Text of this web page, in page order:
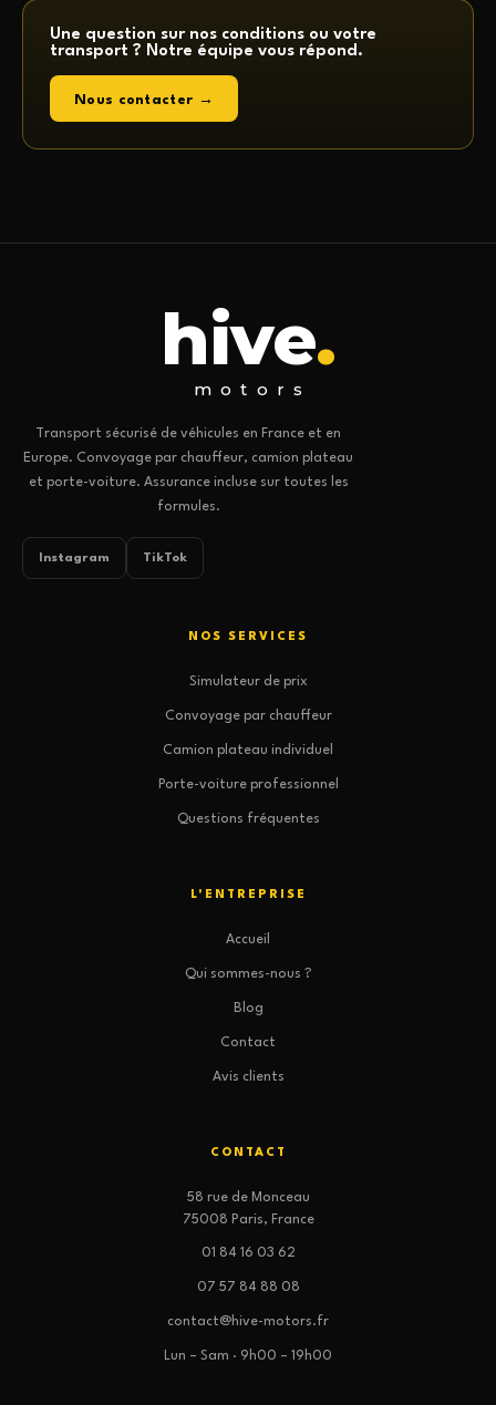
Une question sur nos conditions ou votre
transport ? Notre équipe vous répond.
Nous contacter →
hive.
motors
Transport sécurisé de véhicules en France et en
Europe. Convoyage par chauffeur, camion plateau
et porte-voiture. Assurance incluse sur toutes les
formules.
Instagram TikTok
NOS SERVICES
Simulateur de prix
Convoyage par chauffeur
Camion plateau individuel
Porte-voiture professionnel
Questions fréquentes
L'ENTREPRISE
Accueil
Qui sommes-nous ?
Blog
Contact
Avis clients
CONTACT
58 rue de Monceau
75008 Paris, France
01 84 16 03 62
07 57 84 88 08
contact@hive-motors.fr
Lun – Sam · 9h00 – 19h00